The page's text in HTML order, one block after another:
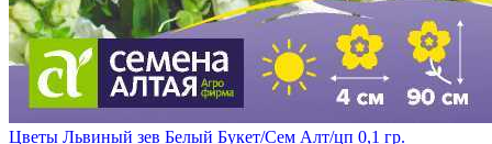
Цветы Львиный зев Белый Букет/Сем Алт/цп 0,1 гр.